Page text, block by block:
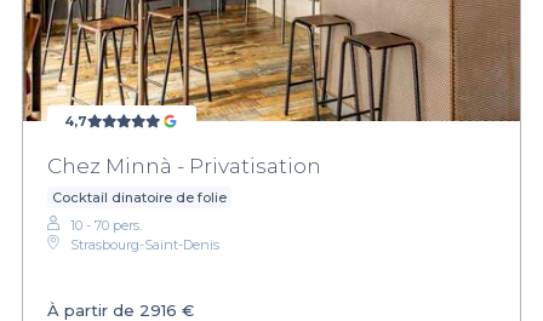
4,7
Chez Minnà - Privatisation
Cocktail dinatoire de folie
10 - 70 pers.
Strasbourg-Saint-Denis
À partir de 2916 €